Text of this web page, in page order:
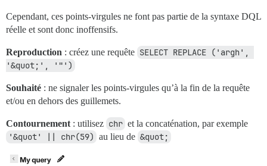
Cependant, ces points-virgules ne font pas partie de la syntaxe DQL
réelle et sont donc inoffensifs.
Reproduction : créez une requête SELECT REPLACE ('argh',
'&quot;', '"')
Souhaité : ne signaler les points-virgules qu’à la fin de la requête
et/ou en dehors des guillemets.
Contournement : utilisez chr et la concaténation, par exemple
'&quot' || chr(59) au lieu de &quot;